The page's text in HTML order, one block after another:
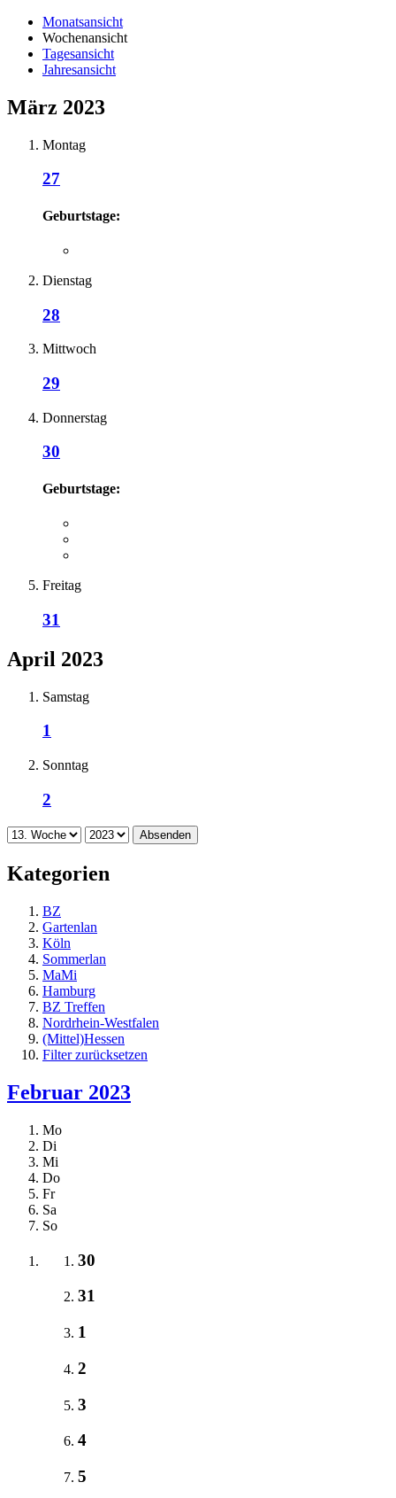
Monatsansicht
Wochenansicht
Tagesansicht
Jahresansicht
März 2023
Montag
27
Geburtstage:
Dienstag
28
Mittwoch
29
Donnerstag
30
Geburtstage:
Freitag
31
April 2023
Samstag
1
Sonntag
2
Absenden
Kategorien
BZ
Gartenlan
Köln
Sommerlan
MaMi
Hamburg
BZ Treffen
Nordrhein-Westfalen
(Mittel)Hessen
Filter zurücksetzen
Februar 2023
Mo
Di
Mi
Do
Fr
Sa
So
30
31
1
2
3
4
5